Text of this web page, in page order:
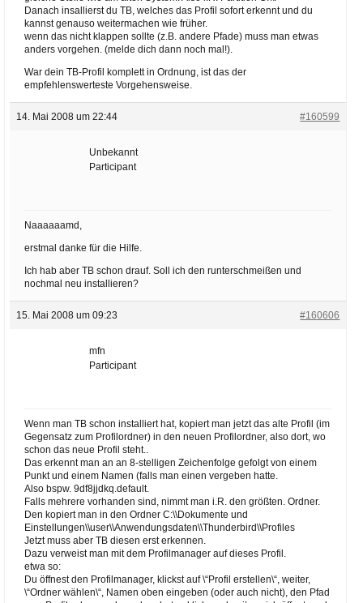
Danach insallierst du TB, welches das Profil sofort erkennt und du
kannst genauso weitermachen wie früher.
wenn das nicht klappen sollte (z.B. andere Pfade) muss man etwas
anders vorgehen. (melde dich dann noch mal!).
War dein TB-Profil komplett in Ordnung, ist das der
empfehlenswerteste Vorgehensweise.
14. Mai 2008 um 22:44 #160599
Unbekannt
Participant
Naaaaaamd,
erstmal danke für die Hilfe.
Ich hab aber TB schon drauf. Soll ich den runterschmeißen und
nochmal neu installieren?
15. Mai 2008 um 09:23 #160606
mfn
Participant
Wenn man TB schon installiert hat, kopiert man jetzt das alte Profil (im
Gegensatz zum Profilordner) in den neuen Profilordner, also dort, wo
schon das neue Profil steht..
Das erkennt man an an 8-stelligen Zeichenfolge gefolgt von einem
Punkt und einem Namen (falls man einen vergeben hatte.
Also bspw. 9df8jjdkq.default.
Falls mehrere vorhanden sind, nimmt man i.R. den größten. Ordner.
Den kopiert man in den Ordner C:\\Dokumente und
Einstellungen\\user\\Anwendungsdaten\\Thunderbird\\Profiles
Jetzt muss aber TB diesen erst erkennen.
Dazu verweist man mit dem Profilmanager auf dieses Profil.
etwa so:
Du öffnest den Profilmanager, klickst auf \“Profil erstellen\“, weiter,
\“Ordner wählen\“, Namen oben eingeben (oder auch nicht), den Pfad